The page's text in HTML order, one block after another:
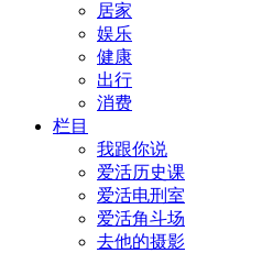
居家
娱乐
健康
出行
消费
栏目
我跟你说
爱活历史课
爱活电刑室
爱活角斗场
去他的摄影